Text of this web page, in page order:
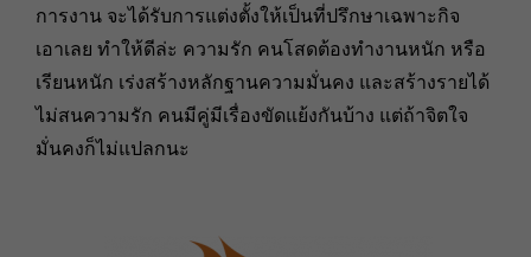
การงาน จะได้รับการแต่งตั้งให้เป็นที่ปรึกษาเฉพาะกิจ
เอาเลย ทำให้ดีล่ะ ความรัก คนโสดต้องทำงานหนัก หรือ
เรียนหนัก เร่งสร้างหลักฐานความมั่นคง และสร้างรายได้
ไม่สนความรัก คนมีคู่มีเรื่องขัดแย้งกันบ้าง แต่ถ้าจิตใจ
มั่นคงก็ไม่แปลกนะ